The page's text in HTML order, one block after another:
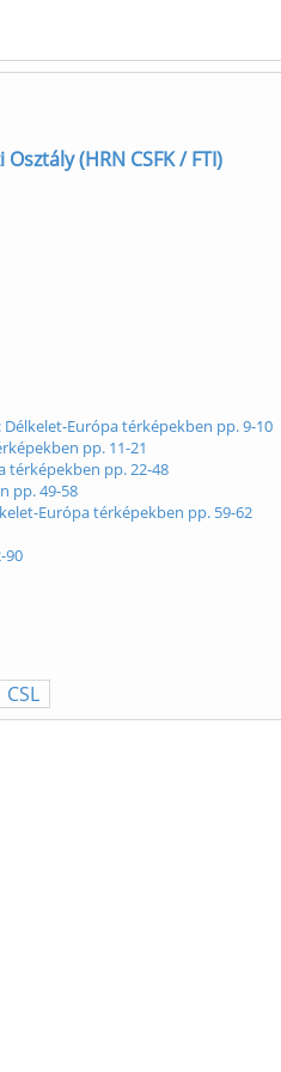
(HRN CSFK / FTI)
Európa térképekben pp. 9-10
pp. 11-21
térképekben pp. 22-48
pp. 49-58
Európa térképekben pp. 59-62
90
CSL